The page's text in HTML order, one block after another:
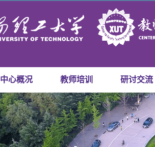
中心概况 教师培训 研讨交流